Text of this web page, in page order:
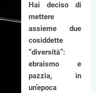
Hai deciso di
mettere
assieme due
cosiddette
“diversità”:
ebraismo e
pazzia, in
un’epoca